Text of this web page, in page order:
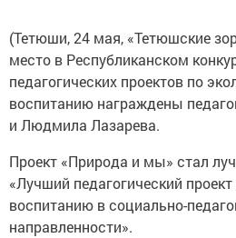
(Тетюши, 24 мая, «Тетюшские
место в Республиканском
педагогических проектов по
воспитанию награждены
и Людмила Лазарева.
Проект «Природа и мы» стал
«Лучший педагогический
воспитанию в социально-
направленности».